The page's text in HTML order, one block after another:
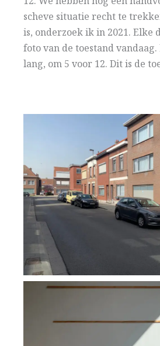
scheve situatie recht te
is, onderzoek ik in 2021. Elke
foto van de toestand
lang, om 5 voor 12. Dit is de